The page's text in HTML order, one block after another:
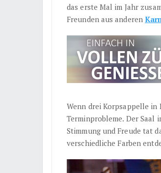
das erste Mal im Jahr
Freunden aus anderen
Wenn drei Korpsappelle
Terminprobleme. Der
Stimmung und Freude tat
verschiedliche Farben